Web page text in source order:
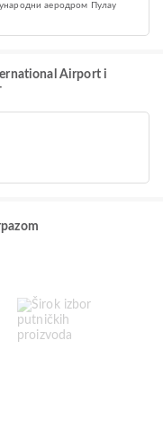
аеродром Пулау
Airport i